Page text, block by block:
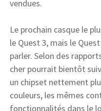
vendues.
Le prochain casque le
le Quest 3, mais le
parler. Selon des
cher pourrait bientôt
un chipset nettement
couleurs, les mêmes
fonctionnalités dans le